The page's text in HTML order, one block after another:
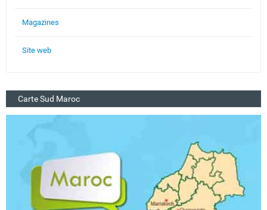
Magazines
Site web
Carte Sud Maroc